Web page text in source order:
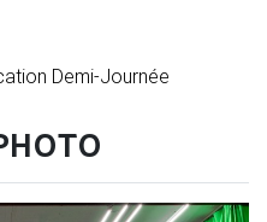
Demi-Journée